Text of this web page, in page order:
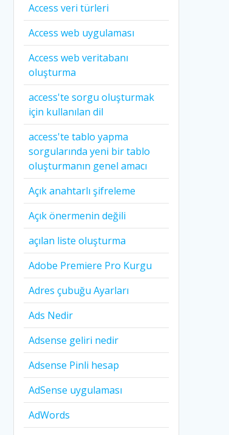
Access veri türleri
Access web uygulaması
Access web veritabanı
oluşturma
access'te sorgu oluşturmak
için kullanılan dil
access'te tablo yapma
sorgularında yeni bir tablo
oluşturmanın genel amacı
Açık anahtarlı şifreleme
Açık önermenin değili
açılan liste oluşturma
Adobe Premiere Pro Kurgu
Adres çubuğu Ayarları
Ads Nedir
Adsense geliri nedir
Adsense Pinli hesap
AdSense uygulaması
AdWords